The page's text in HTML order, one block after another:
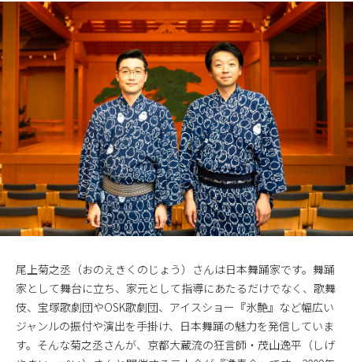
尾上菊之丞（おのえきくのじょう）さんは日本舞踊家です。舞踊
家として舞台に立ち、家元として指導にあたるだけでなく、歌舞
伎、宝塚歌劇団やOSK歌劇団、アイスショー『氷艶』など幅広い
ジャンルの振付や演出を手掛け、日本舞踊の魅力を発信していま
す。そんな菊之丞さんが、京都大蔵流の狂言師・茂山逸平（しげ